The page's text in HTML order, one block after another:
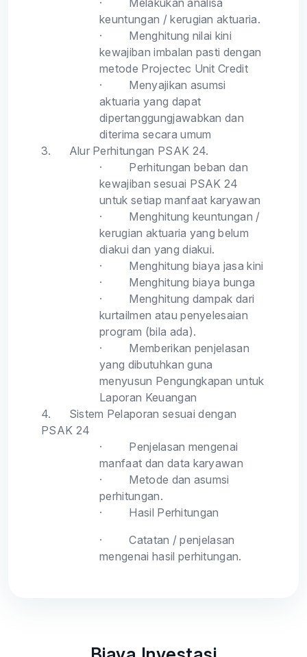
keuntungan / kerugian aktuaria.
·
Menghitung nilai kini
kewajiban imbalan pasti dengan
metode Projectec Unit Credit
·
Menyajikan asumsi
aktuaria yang dapat
dipertanggungjawabkan dan
diterima secara umum
3.
Alur Perhitungan PSAK 24.
·
Perhitungan beban dan
kewajiban sesuai PSAK 24
untuk setiap manfaat karyawan
·
Menghitung keuntungan /
kerugian aktuaria yang belum
diakui dan yang diakui.
·
Menghitung biaya jasa kini
·
Menghitung biaya bunga
·
Menghitung dampak dari
kurtailmen atau penyelesaian
program (bila ada).
·
Memberikan penjelasan
yang dibutuhkan guna
menyusun Pengungkapan untuk
Laporan Keuangan
4.
Sistem Pelaporan sesuai dengan
PSAK 24
·
Penjelasan mengenai
manfaat dan data karyawan
·
Metode dan asumsi
perhitungan.
·
Hasil Perhitungan
·
Catatan / penjelasan
mengenai hasil perhitungan.